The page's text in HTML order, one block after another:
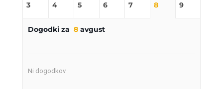
3 4 5 6 7 8 9
Dogodki za 8avgust
Ni dogodkov